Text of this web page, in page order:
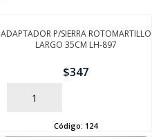
ADAPTADOR P/SIERRA ROTOMARTILLO
LARGO 35CM LH-897
$347
AÑADIR
Código: 124